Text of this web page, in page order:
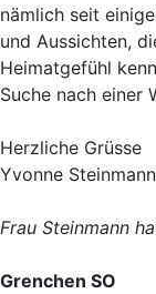
nämlich seit
und Aussichten,
Heimatgefühl
Suche nach einer
Herzliche Grüsse
Yvonne Steinmann
Frau Steinmann
Grenchen SO